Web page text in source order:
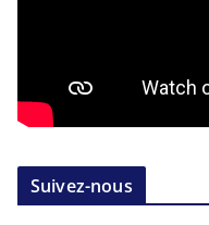
Suivez-nous